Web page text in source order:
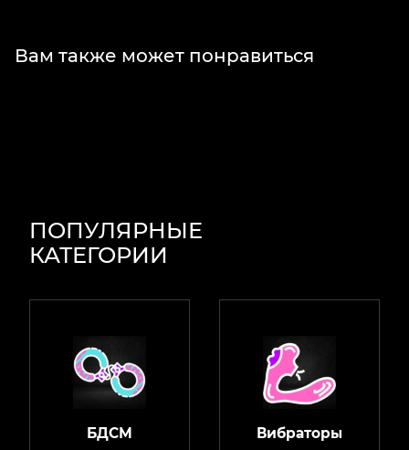
Вам также может понравиться
ПОПУЛЯРНЫЕ
КАТЕГОРИИ
БДСМ Вибраторы